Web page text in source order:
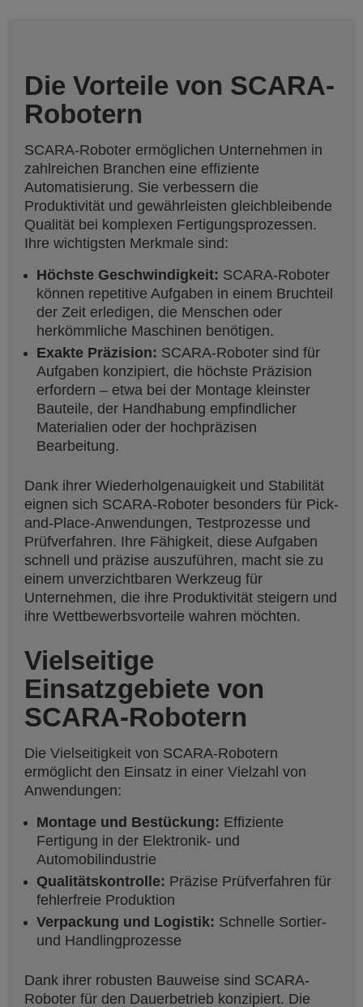
Die Vorteile von SCARA-
Robotern
SCARA-Roboter ermöglichen Unternehmen in
zahlreichen Branchen eine effiziente
Automatisierung. Sie verbessern die
Produktivität und gewährleisten gleichbleibende
Qualität bei komplexen Fertigungsprozessen.
Ihre wichtigsten Merkmale sind:
Höchste Geschwindigkeit: SCARA-Roboter
können repetitive Aufgaben in einem Bruchteil
der Zeit erledigen, die Menschen oder
herkömmliche Maschinen benötigen.
Exakte Präzision: SCARA-Roboter sind für
Aufgaben konzipiert, die höchste Präzision
erfordern – etwa bei der Montage kleinster
Bauteile, der Handhabung empfindlicher
Materialien oder der hochpräzisen
Bearbeitung.
Dank ihrer Wiederholgenauigkeit und Stabilität
eignen sich SCARA-Roboter besonders für Pick-
and-Place-Anwendungen, Testprozesse und
Prüfverfahren. Ihre Fähigkeit, diese Aufgaben
schnell und präzise auszuführen, macht sie zu
einem unverzichtbaren Werkzeug für
Unternehmen, die ihre Produktivität steigern und
ihre Wettbewerbsvorteile wahren möchten.
Vielseitige
Einsatzgebiete von
SCARA-Robotern
Die Vielseitigkeit von SCARA-Robotern
ermöglicht den Einsatz in einer Vielzahl von
Anwendungen:
Montage und Bestückung: Effiziente
Fertigung in der Elektronik- und
Automobilindustrie
Qualitätskontrolle: Präzise Prüfverfahren für
fehlerfreie Produktion
Verpackung und Logistik: Schnelle Sortier-
und Handlingprozesse
Dank ihrer robusten Bauweise sind SCARA-
Roboter für den Dauerbetrieb konzipiert. Die